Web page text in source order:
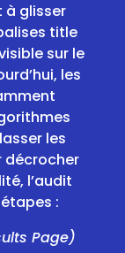
à glisser
title
sur le
les
les
décrocher
l’audit
:
Page)